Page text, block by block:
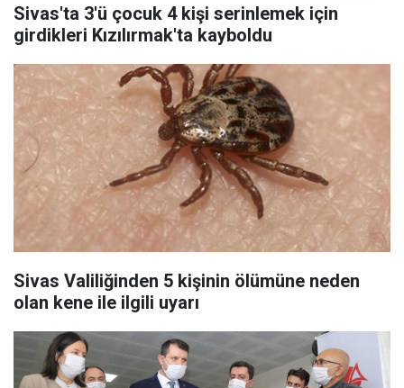
Sivas'ta 3'ü çocuk 4 kişi serinlemek için
girdikleri Kızılırmak'ta kayboldu
Sivas Valiliğinden 5 kişinin ölümüne neden
olan kene ile ilgili uyarı